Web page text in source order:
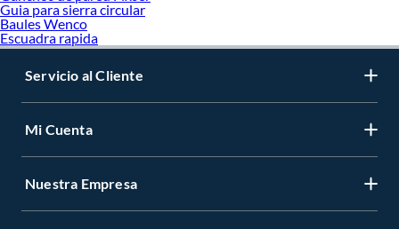
Guia para sierra circular
Baules Wenco
Escuadra rapida
Servicio al Cliente
Mi Cuenta
Nuestra Empresa